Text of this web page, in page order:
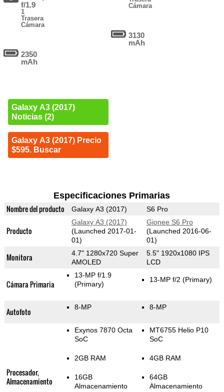
f/1.9
1
Trasera
Cámara
2350
mAh
Galaxy A3 (2017)
Noticias (2)
Galaxy A3 (2017) Precio
$595. Buscar
Cámara
3130
mAh
Especificaciones Primarias
Nombre del producto Galaxy A3 (2017) S6 Pro
Producto
Galaxy A3 (2017)
(Launched 2017-01-
01)
Gionee S6 Pro
(Launched 2016-06-
01)
Monitora
4.7" 1280x720 Super
AMOLED
5.5" 1920x1080 IPS
LCD
Cámara Primaria
13-MP f/1.9
(Primary)
13-MP f/2 (Primary)
Autofoto 8-MP 8-MP
Procesador,
Almacenamiento
Exynos 7870 Octa
SoC
2GB RAM
16GB
Almacenamiento
MT6755 Helio P10
SoC
4GB RAM
64GB
Almacenamiento